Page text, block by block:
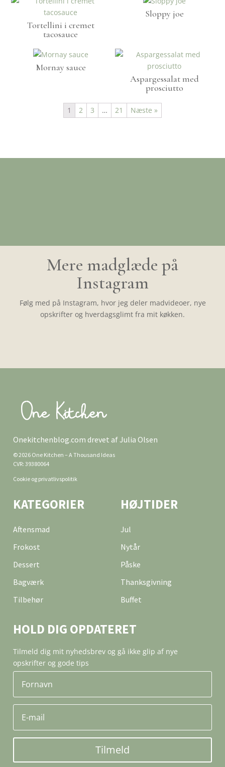
Tortellini i cremet
tacosauce
Sloppy joe
Mornay sauce
Aspargessalat med
prosciutto
1 2 3 … 21 Næste »
Mere madglæde på
Instagram
Følg med på Instagram, hvor jeg deler madvideoer, nye
opskrifter og hverdagsglimt fra mit køkken.
Onekitchenblog.com drevet af Julia Olsen
© 2026 One Kitchen – A Thousand Ideas
CVR: 39380064
Cookie og privatlivspolitik
KATEGORIER
Aftensmad
Frokost
Dessert
Bagværk
Tilbehør
HØJTIDER
Jul
Nytår
Påske
Thanksgivning
Buffet
HOLD DIG OPDATERET
Tilmeld dig mit nyhedsbrev og gå ikke glip af nye
opskrifter og gode tips
Tilmeld